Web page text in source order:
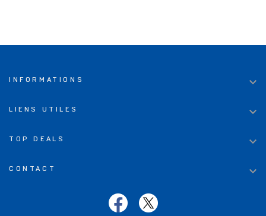
INFORMATIONS 
LIENS UTILES 
TOP DEALS 
CONTACT 